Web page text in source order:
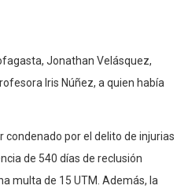
Jonathan Velásquez,
Iris Núñez, a quien había
condenado por el delito de injurias
de 540 días de reclusión
multa de 15 UTM. Además, la